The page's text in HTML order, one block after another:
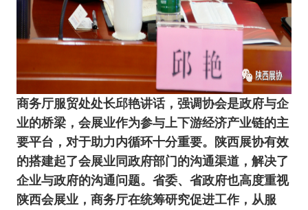
商务厅服贸处处长邱艳讲话，强调协会是政府与企
业的桥梁，会展业作为参与上下游经济产业链的主
要平台，对于助力内循环十分重要。
陕西展协有效
的搭建起了会展业同政府部门的沟通渠道，解决了
企业与政府的沟通问题。 省委、省政府也高度重视
陕西会展业，商务厅在统筹研究促进工作，从服